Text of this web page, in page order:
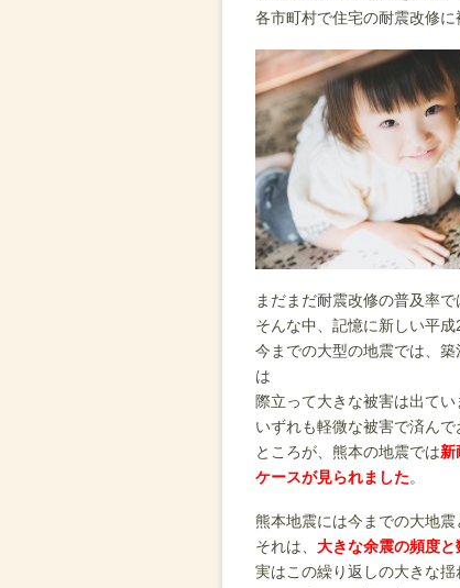
各市町村で住宅の耐震改修に
まだまだ耐震改修の普及率
そんな中、記憶に新しい平成
今までの大型の地震では、
は
際立って大きな被害は出てい
いずれも軽微な被害で済ん
ところが、熊本の地震では新
ケースが見られました。
熊本地震には今までの大地震
それは、 大きな余震の頻度と
実はこの繰り返しの大きな